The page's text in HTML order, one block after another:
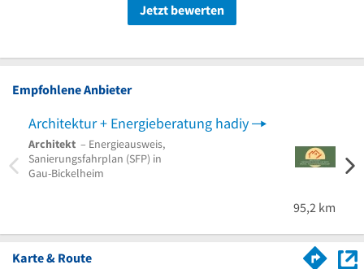
Jetzt bewerten
Empfohlene Anbieter
Architektur + Energieberatung hadiy
Architekt – Energieausweis,
Sanierungsfahrplan (SFP) in
Gau-Bickelheim
95,2 km
Karte & Route